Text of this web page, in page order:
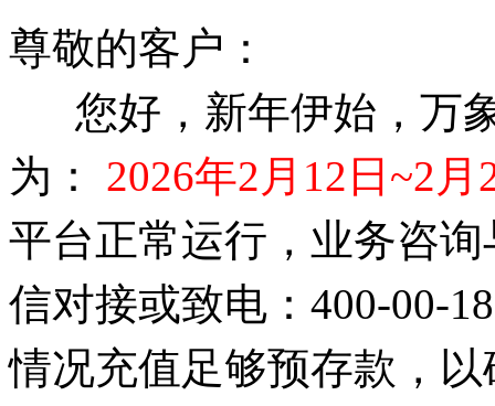
尊敬的客户：
您好，新年伊始，万
为： 2026年2月12日~2
平台正常运行，业务咨
信对接或致电：400-00-
情况充值足够预存款，